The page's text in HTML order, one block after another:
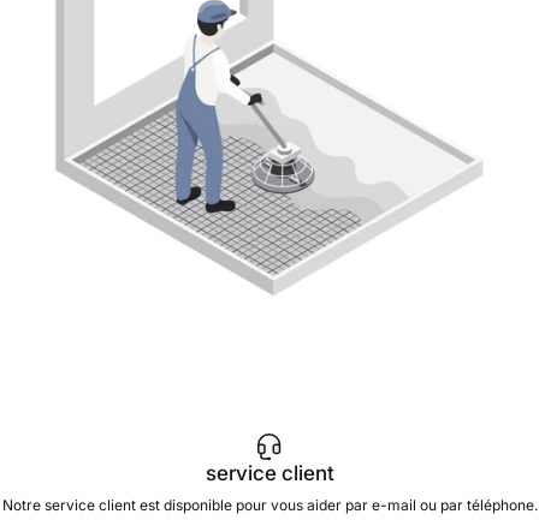
service client
Notre service client est disponible pour vous aider par e-mail ou par téléphone.